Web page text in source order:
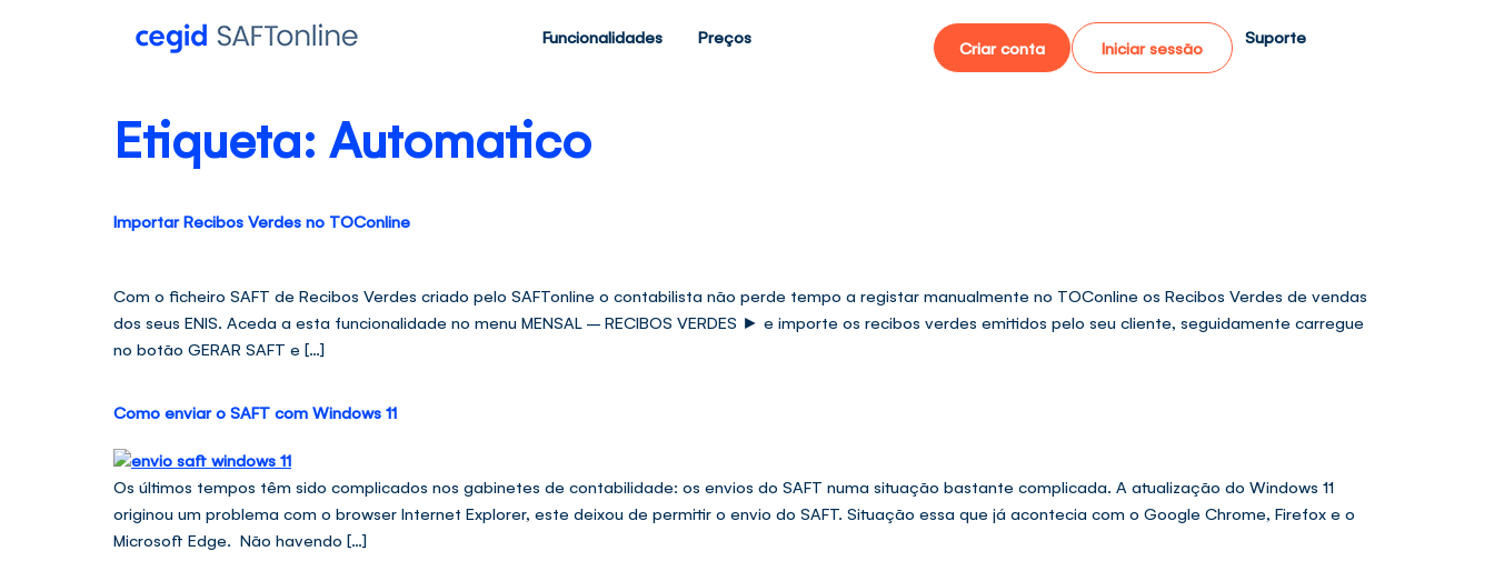
Funcionalidades Preços
Criar conta Iniciar sessão
Suporte
Etiqueta: Automatico
Importar Recibos Verdes no TOConline
Com o ficheiro SAFT de Recibos Verdes criado pelo SAFTonline o contabilista não perde tempo a registar manualmente no TOConline os Recibos Verdes de vendas
dos seus ENIS. Aceda a esta funcionalidade no menu MENSAL – RECIBOS VERDES ► e importe os recibos verdes emitidos pelo seu cliente, seguidamente carregue
no botão GERAR SAFT e […]
Como enviar o SAFT com Windows 11
Os últimos tempos têm sido complicados nos gabinetes de contabilidade: os envios do SAFT numa situação bastante complicada. A atualização do Windows 11
originou um problema com o browser Internet Explorer, este deixou de permitir o envio do SAFT. Situação essa que já acontecia com o Google Chrome, Firefox e o
Microsoft Edge. Não havendo […]